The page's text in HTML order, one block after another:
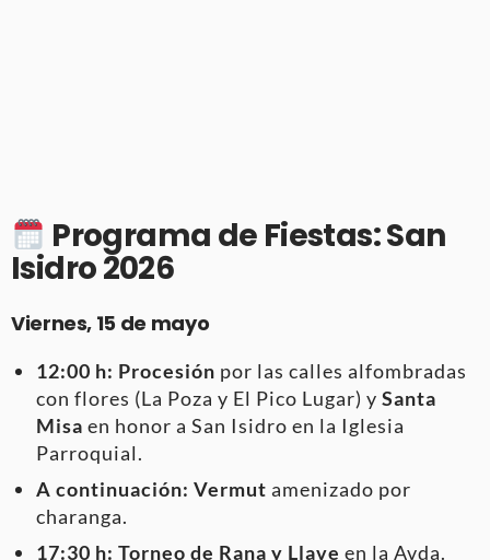
Programa de Fiestas: San
Isidro 2026
Viernes, 15 de mayo
12:00 h: Procesión por las calles alfombradas
con flores (La Poza y El Pico Lugar) y Santa
Misa en honor a San Isidro en la Iglesia
Parroquial.
A continuación: Vermut amenizado por
charanga.
17:30 h: Torneo de Rana y Llave en la Avda.